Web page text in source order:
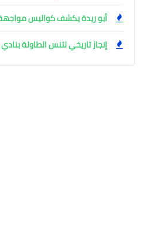
أبو ريدة يكشف كواليس
إنجاز تاريخي لتنس الطاولة